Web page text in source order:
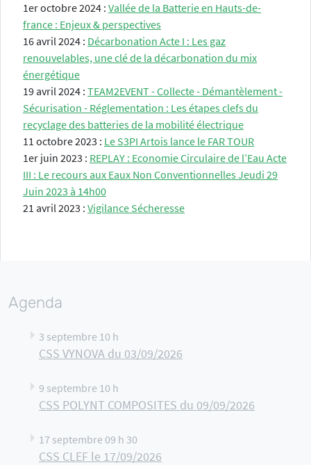
1er octobre 2024 : Vallée de la Batterie en Hauts-de-
france : Enjeux & perspectives
16 avril 2024 : Décarbonation Acte I : Les gaz
renouvelables, une clé de la décarbonation du mix
énergétique
19 avril 2024 : TEAM2EVENT - Collecte - Démantèlement -
Sécurisation - Réglementation : Les étapes clefs du
recyclage des batteries de la mobilité électrique
11 octobre 2023 : Le S3PI Artois lance le FAR TOUR
1er juin 2023 : REPLAY : Economie Circulaire de l’Eau Acte
III : Le recours aux Eaux Non Conventionnelles Jeudi 29
Juin 2023 à 14h00
21 avril 2023 : Vigilance Sécheresse
Agenda
3 septembre 10 h
CSS VYNOVA du 03/09/2026
9 septembre 10 h
CSS POLYNT COMPOSITES du 09/09/2026
17 septembre 09 h 30
CSS CLEF le 17/09/2026